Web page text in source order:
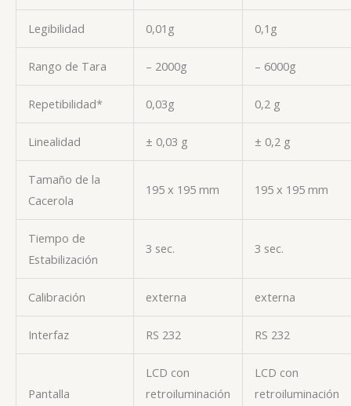
Legibilidad 0,01g 0,1g
Rango de Tara – 2000g – 6000g
Repetibilidad* 0,03g 0,2 g
Linealidad ± 0,03 g ± 0,2 g
Tamaño de la
Cacerola
195 x 195 mm 195 x 195 mm
Tiempo de
Estabilización
3 sec. 3 sec.
Calibración externa externa
Interfaz RS 232 RS 232
Pantalla
LCD con
retroiluminación
LCD con
retroiluminación